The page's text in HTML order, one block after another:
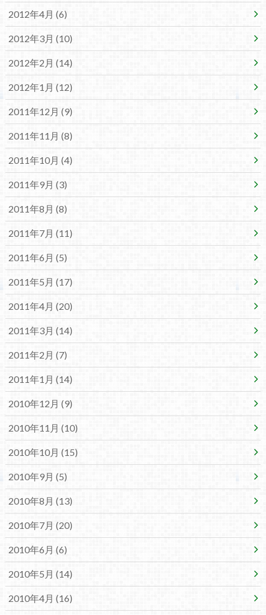
2012年4月 (6)
2012年3月 (10)
2012年2月 (14)
2012年1月 (12)
2011年12月 (9)
2011年11月 (8)
2011年10月 (4)
2011年9月 (3)
2011年8月 (8)
2011年7月 (11)
2011年6月 (5)
2011年5月 (17)
2011年4月 (20)
2011年3月 (14)
2011年2月 (7)
2011年1月 (14)
2010年12月 (9)
2010年11月 (10)
2010年10月 (15)
2010年9月 (5)
2010年8月 (13)
2010年7月 (20)
2010年6月 (6)
2010年5月 (14)
2010年4月 (16)